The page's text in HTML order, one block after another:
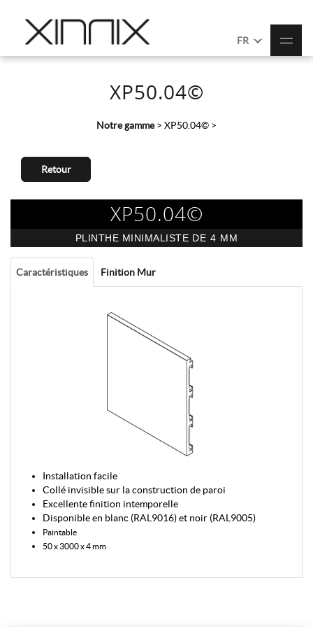
FR
XP50.04©
Notre gamme> XP50.04© >
Retour
XP50.04©
PLINTHE MINIMALISTE DE 4 MM
Caractéristiques Finition Mur
Installation facile
Collé invisible sur la construction de paroi
Excellente finition intemporelle
Disponible en blanc (RAL9016) et noir (RAL9005)
Paintable
50 x 3000 x 4 mm